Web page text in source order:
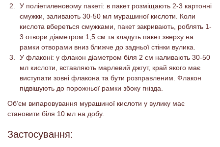
У поліетиленовому пакеті: в пакет розміщають 2-3 картонні
смужки, заливають 30-50 мл мурашиної кислоти. Коли
кислота вбереться смужками, пакет закривають, роблять 1-
3 отвори діаметром 1,5 см та кладуть пакет зверху на
рамки отворами вниз ближче до задньої стінки вулика.
У флаконі: у флакон діаметром біля 2 см наливають 30-50
мл кислоти, вставляють марлевий джгут, край якого має
виступати зовні флакона та бути розправленим. Флакон
підвішують до порожньої рамки збоку гнізда.
Об’єм випаровування мурашиної кислоти у вулику має
становити біля 10 мл на добу.
Застосування: